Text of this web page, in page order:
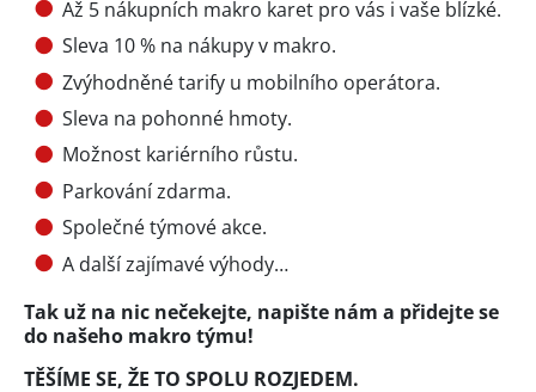
Až 5 nákupních makro karet pro vás i vaše blízké.
Sleva 10 % na nákupy v makro.
Zvýhodněné tarify u mobilního operátora.
Sleva na pohonné hmoty.
Možnost kariérního růstu.
Parkování zdarma.
Společné týmové akce.
A další zajímavé výhody…
Tak už na nic nečekejte, napište nám a přidejte se
do našeho makro týmu!
TĚŠÍME SE, ŽE TO SPOLU ROZJEDEM.